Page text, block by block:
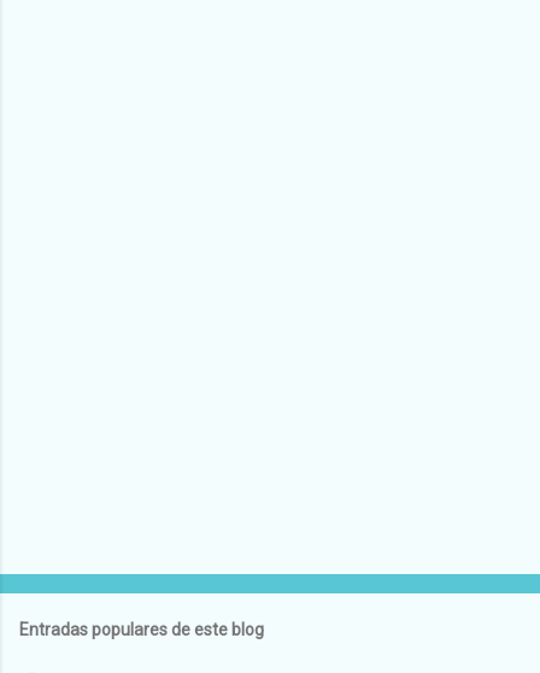
Entradas populares de este blog